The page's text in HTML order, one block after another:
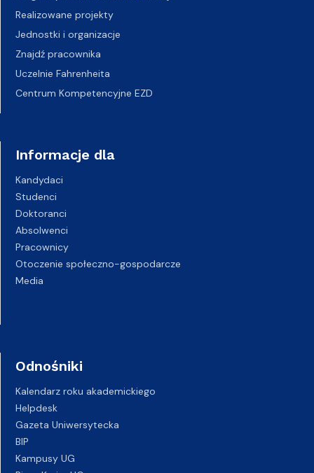
Realizowane projekty
Jednostki i organizacje
Znajdź pracownika
Uczelnie Fahrenheita
Centrum Kompetencyjne EZD
Informacje dla
Kandydaci
Studenci
Doktoranci
Absolwenci
Pracownicy
Otoczenie społeczno-gospodarcze
Media
Odnośniki
Kalendarz roku akademickiego
Helpdesk
Gazeta Uniwersytecka
BIP
Kampusy UG